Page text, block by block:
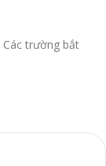
Các trường bắt